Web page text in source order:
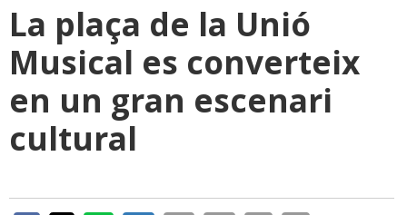
La plaça de la Unió
Musical es converteix
en un gran escenari
cultural